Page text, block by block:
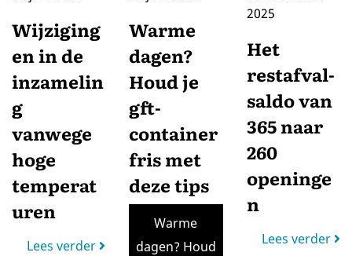
Wijziging
en in de
inzamelin
g
vanwege
hoge
temperat
uren
Lees verder
Warme
dagen?
Houd je
gft-
container
fris met
deze tips
Warme
dagen? Houd
Lees verder
Het
restafval-
saldo van
365 naar
260
openinge
n
2025
Lees verder